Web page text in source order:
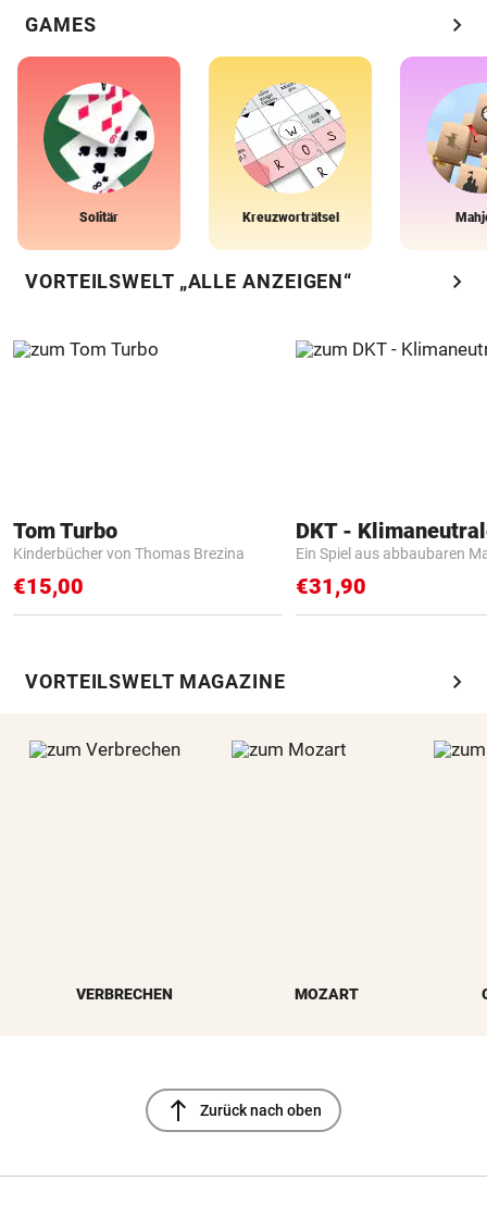
GAMES chevron_right
Solitär Kreuzworträtsel
VORTEILSWELT „ALLE ANZEIGEN“ chevron_right
Tom Turbo
Kinderbücher von Thomas Brezina
€15,00
Ein Spiel aus abbaubaren
€31,90
VORTEILSWELT MAGAZINE chevron_right
VERBRECHEN MOZART
north Zurück nach oben